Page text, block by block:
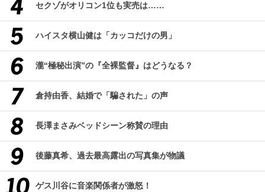
セクゾがオリコン1位も実売は……
ハイスタ横山健は「カッコだけの男」
瀧“極秘出演”の『全裸監督』はどうなる？
倉持由香、結婚で「騙された」の声
長澤まさみベッドシーン称賛の理由
後藤真希、過去最高露出の写真集が物議
ゲス川谷に音楽関係者が激怒！